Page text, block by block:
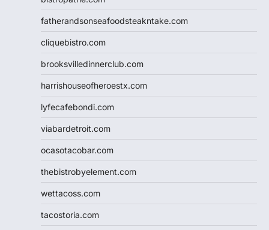
fatherandsonseafoodsteakntake.com
cliquebistro.com
brooksvilledinnerclub.com
harrishouseofheroestx.com
lyfecafebondi.com
viabardetroit.com
ocasotacobar.com
thebistrobyelement.com
wettacoss.com
tacostoria.com